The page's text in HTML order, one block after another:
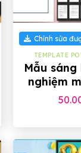
+
Chỉnh sửa
TEMPLATE
Mẫu
nghiệm
Trung học